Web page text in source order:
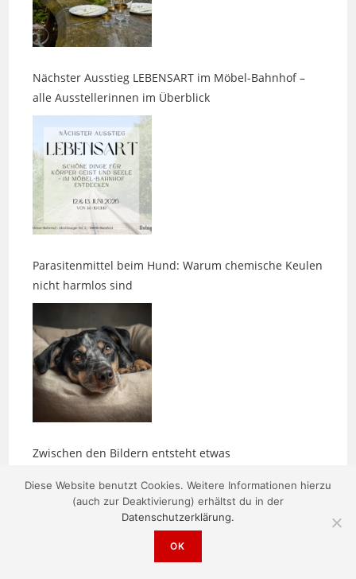
Nächster Ausstieg LEBENSART im Möbel-Bahnhof –
Parasitenmittel beim Hund: Warum chemische Keulen
Zwischen den Bildern entsteht etwas
Diese Website benutzt Cookies. Weitere Informationen hierzu
(auch zur Deaktivierung) erhältst du in der
Datenschutzerklärung.
OK